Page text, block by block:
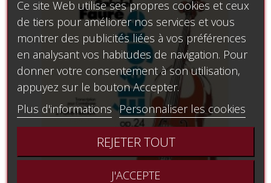
Ce site Web utilise ses propres cookies et ceux
de tiers pour améliorer nos services et vous
montrer des publicités liées à vos préférences
en analysant vos habitudes de navigation. Pour
donner votre consentement à son utilisation,
appuyez sur le bouton Accepter.
Plus d'informations Personnaliser les cookies
REJETER TOUT
J'ACCEPTE